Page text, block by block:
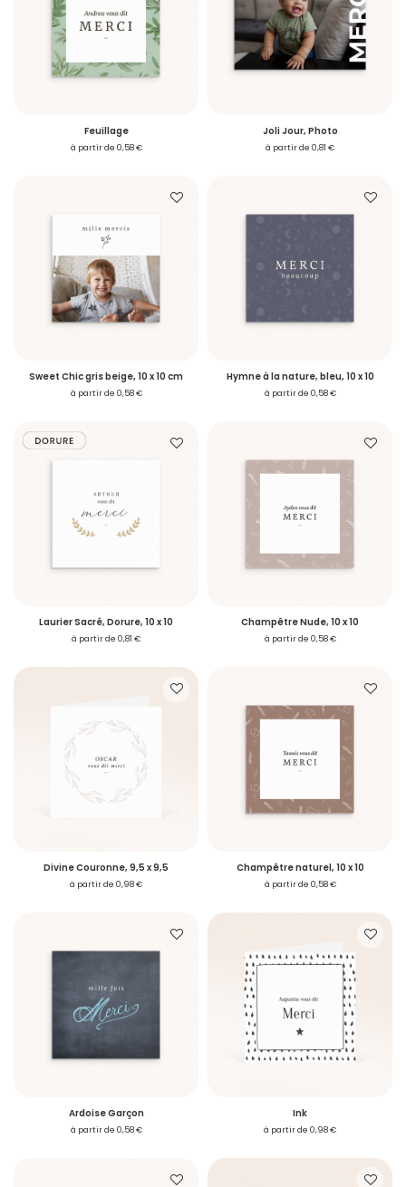
Accéder à mon compte
Vous avez reçu un
Voulez-vous passer commande ?
Feuillage
à partir de 0,58 €
Joli Jour, Photo
à partir de 0,81 €
Sweet Chic gris beige, 10 x 10 cm
à partir de 0,58 €
Hymne à la nature, bleu, 10 x 10
à partir de 0,58 €
Laurier Sacré, Dorure, 10 x 10
à partir de 0,81 €
Champêtre Nude, 10 x 10
à partir de 0,58 €
Divine Couronne, 9,5 x 9,5
à partir de 0,98 €
Champêtre naturel, 10 x 10
à partir de 0,58 €
Ardoise Garçon
à partir de 0,58 €
Ink
à partir de 0,98 €
Je me connecte
Se connecter